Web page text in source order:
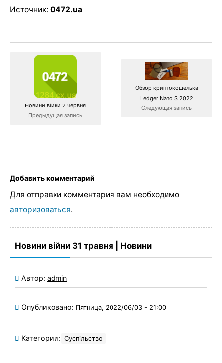
Источник: 0472.ua
Новини війни 2 червня
Предыдущая запись
Обзор криптокошелька
Ledger Nano S 2022
Следующая запись
Добавить комментарий
Для отправки комментария вам необходимо
авторизоваться.
Новини війни 31 травня | Новини
Автор: admin
Опубликовано: Пятница, 2022/06/03 - 21:00
Категории: Суспільство